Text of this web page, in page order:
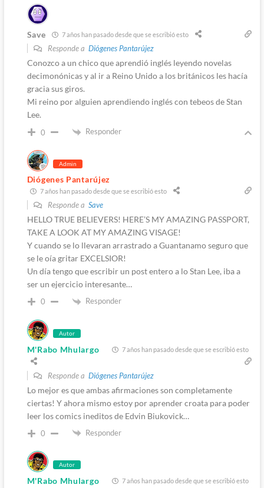
Save 7 años han pasado desde que se escribió esto
Responde a Diógenes Pantarújez
Conozco a un chico que aprendió inglés leyendo novelas
decimonónicas y al ir a Reino Unido a los británicos les hacía
gracia sus giros.
Mi reino por alguien aprendiendo inglés con tebeos de Stan
Lee.
0 Responder
Admin
Diógenes Pantarújez
7 años han pasado desde que se escribió esto
Responde a Save
HELLO TRUE BELIEVERS! HERE’S MY AMAZING PASSPORT,
TAKE A LOOK AT MY AMAZING VISAGE!
Y cuando se lo llevaran arrastrado a Guantanamo seguro que
se le oía gritar EXCELSIOR!
Un día tengo que escribir un post entero a lo Stan Lee, iba a
ser un ejercicio interesante…
0 Responder
Autor
M'Rabo Mhulargo 7 años han pasado desde que se escribió esto
Responde a Diógenes Pantarújez
Lo mejor es que ambas afirmaciones son completamente
ciertas! Y ahora mismo estoy por aprender croata para poder
leer los comics ineditos de Edvin Biukovick…
0 Responder
Autor
M'Rabo Mhulargo 7 años han pasado desde que se escribió esto